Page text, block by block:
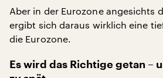
Aber in der Eurozone angesichts
ergibt sich daraus wirklich eine
die Eurozone.
Es wird das Richtige getan –